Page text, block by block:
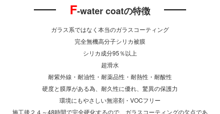
F-water coatの特徴
ガラス系ではなく本当のガラスコーティング
完全無機高分子シリカ被膜
シリカ成分95％以上
超滑水
耐紫外線・耐油性・耐薬品性・耐熱性・耐酸性
硬度と膜厚がある為、耐久性に優れ、驚異の保護力
環境にもやさしい無溶剤・VOCフリー
施工後２４～48時間で完全硬化するので、ガラスコーティングの欠点であ